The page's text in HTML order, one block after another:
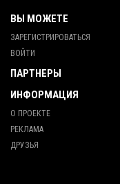
ВЫ МОЖЕТЕ
ЗАРЕГИСТРИРОВАТЬСЯ
ВОЙТИ
ПАРТНЕРЫ
ИНФОРМАЦИЯ
О ПРОЕКТЕ
РЕКЛАМА
ДРУЗЬЯ